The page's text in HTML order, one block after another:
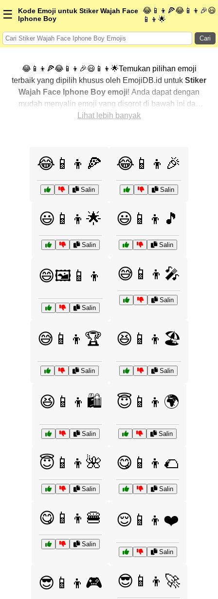
☰
Kode Emoji untuk Stiker Wajah Face
Iphone Boy
😂📱👦🍕😂📱👦🎉😃
📱👦🌟
Cari
😂📱👦🍕😂📱👦🎉😃📱👦🌟Temukan pilihan emoji
terbaik yang dipilih khusus oleh EmojiDB.id untuk Stiker
Wajah Face Iphone Boy emoji! Anda dapat dengan
mudah menyalin emoji yang disorot di bawah ini dan
menggunakannya di percakapan Anda untuk
pilihan? Jelajahi kategori lainnya untuk menemukan cara
Iphone Boy dengan emoji.
Lihat lebih banyak
😂📱👦🍕
Salin
😂📱👦🎉
Salin
😃📱👦🌟
Salin
😃📱👦🎵
Salin
😄🖼️📱👦
Salin
😅📱👦🎤
Salin
😅📱👦🏆
Salin
😆📱👦🏖️
Salin
😆📱👦🛍️
Salin
😇📱👦🌍
Salin
😇📱👦🌺
Salin
😋📱👦🌮
Salin
😋📱👦🍔
Salin
😌📱👦❤️
Salin
😎📱👦🎮 😎📱👦🚀